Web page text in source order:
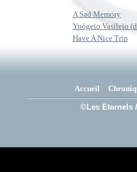
A Sad Memory
Ypógeio Vasíleio
Have A Nice Trip
Accueil
©Les Eternels